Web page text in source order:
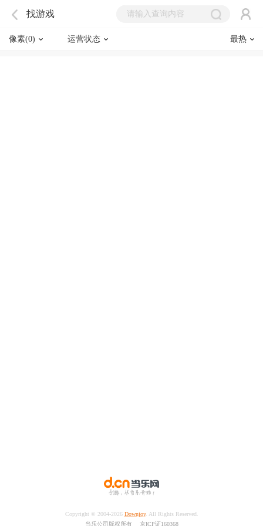
找游戏
像素(0) 运营状态 最热
Copyright © 2004-2026 Downjoy. All Rights Reserved.
当乐公司版权所有 京ICP证160368